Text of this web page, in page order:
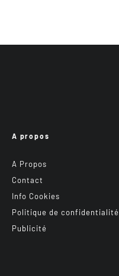
A propos
A Propos
Contact
Info Cookies
Politique de confidentialité
Publicité